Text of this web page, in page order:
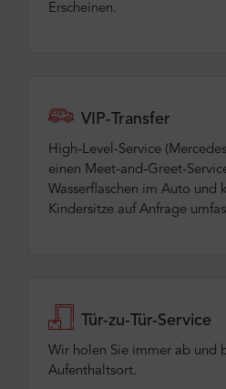
Erscheinen.
VIP-Transfer
High-Level-Service
einen Meet-and-Greet-
Wasserflaschen im Auto und
Kindersitze auf Anfrage
Tür-zu-Tür-Service
Wir holen Sie immer ab und
Aufenthaltsort.